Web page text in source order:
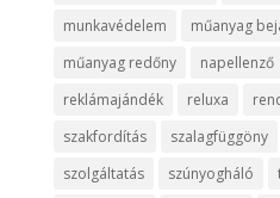
munkavédelem
műanyag
műanyag redőny
napellenző
reklámajándék
reluxa
szakfordítás
szalagfüggöny
szolgáltatás
szúnyogháló